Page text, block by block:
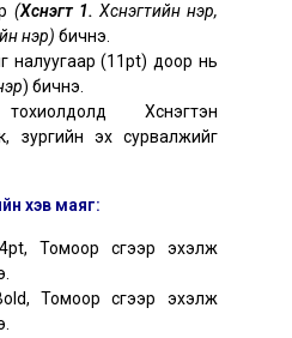
(Хүснэгт 1. Хүснэгтийн нэр,
нэр) бичнэ.
налуугаар (11pt) доор нь
) бичнэ.
Хүснэгтэн
зургийн эх сурвалжийг
хэв маяг:
Томоор үсгээр эхэлж
Томоор үсгээр эхэлж